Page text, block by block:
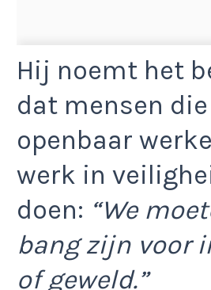
Hij noemt het
dat mensen
openbaar
werk in
doen: “We
bang zijn voor
of geweld.”